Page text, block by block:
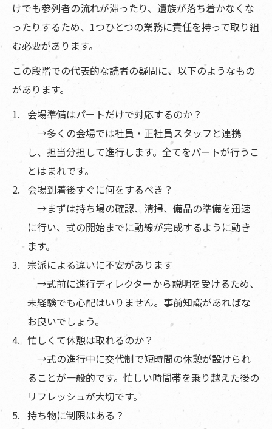
けでも参列者の流れが滞ったり、遺族が落ち着かなくな
ったりするため、1つひとつの業務に責任を持って取り組
む必要があります。
この段階での代表的な読者の疑問に、以下のようなもの
があります。
会場準備はパートだけで対応するのか？
→多くの会場では社員・正社員スタッフと連携
し、担当分担して進行します。全てをパートが行うこ
とはまれです。
会場到着後すぐに何をするべき？
→まずは持ち場の確認、清掃、備品の準備を迅速
に行い、式の開始までに動線が完成するように動き
ます。
宗派による違いに不安があります
→式前に進行ディレクターから説明を受けるため、
未経験でも心配はいりません。事前知識があればな
お良いでしょう。
忙しくて休憩は取れるのか？
→式の進行中に交代制で短時間の休憩が設けられ
ることが一般的です。忙しい時間帯を乗り越えた後の
リフレッシュが大切です。
持ち物に制限はある？